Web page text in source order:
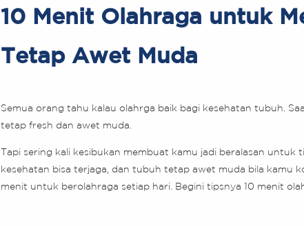
10 Menit Olahraga untuk
Tetap Awet Muda
Semua orang tahu kalau olahrga baik bagi kesehatan tubuh.
tetap fresh dan awet muda.
Tapi sering kali kesibukan membuat kamu jadi beralasan untuk
kesehatan bisa terjaga, dan tubuh tetap awet muda bila kamu
menit untuk berolahraga setiap hari. Begini tipsnya 10 menit